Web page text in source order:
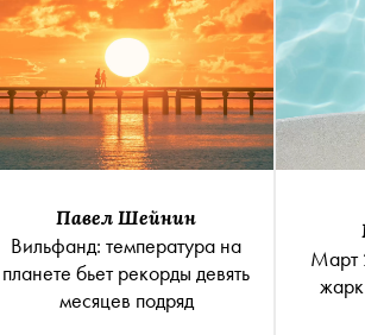
Павел Шейнин
Вильфанд: температура на
планете бьет рекорды девять
месяцев подряд
Март